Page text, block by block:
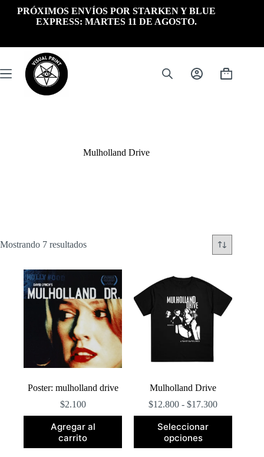
PRÓXIMOS ENVÍOS POR STARKEN Y BLUE
EXPRESS: MARTES 11 DE AGOSTO.
Carrito
Mulholland Drive
Mostrando 7 resultadosOrdenado
Poster: mulholland drive
$2.100
Agregar al
carrito
Mulholland Drive
$12.800 - $17.300Rango
de
$12.800
Seleccionar
opciones
producto
tiene